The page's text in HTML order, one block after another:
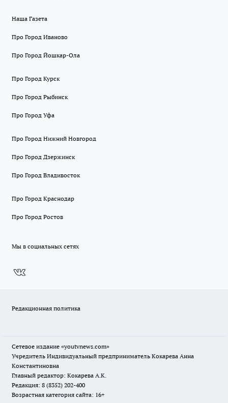
Наша Газета
Про Город Иваново
Про Город Йошкар-Ола
Про Город Курск
Про Город Рыбинск
Про Город Уфа
Про Город Нижний Новгород
Про Город Дзержинск
Про Город Владивосток
Про Город Краснодар
Про Город Ростов
Мы в социальных сетях
Редакционная политика
Сетевое издание «youtvnews.com»
Учредитель Индивидуальный предприниматель Кокарева Анна
Константиновна
Главный редактор: Кокарева А.К.
Редакция: 8 (8352) 202-400
Возрастная категория сайта: 16+